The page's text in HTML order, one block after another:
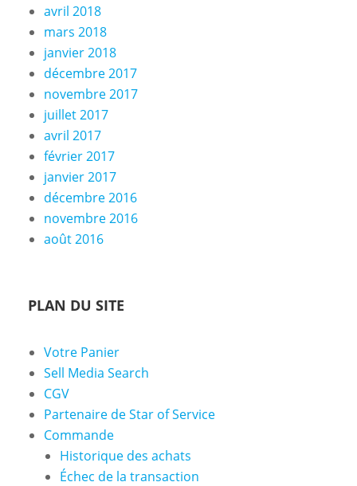
avril 2018
mars 2018
janvier 2018
décembre 2017
novembre 2017
juillet 2017
avril 2017
février 2017
janvier 2017
décembre 2016
novembre 2016
août 2016
PLAN DU SITE
Votre Panier
Sell Media Search
CGV
Partenaire de Star of Service
Commande
Historique des achats
Échec de la transaction